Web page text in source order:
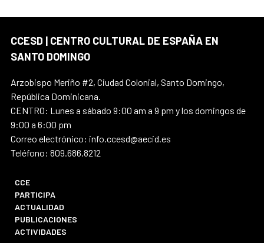
CCESD | CENTRO CULTURAL DE ESPAÑA EN
SANTO DOMINGO
Arzobispo Meriño #2, Ciudad Colonial, Santo Domingo,
República Dominicana.
CENTRO: Lunes a sábado 9:00 am a 9 pm y los domingos de
9:00 a 6:00 pm
Correo electrónico: info.ccesd@aecid.es
Teléfono: 809.686.8212
CCE
PARTICIPA
ACTUALIDAD
PUBLICACIONES
ACTIVIDADES